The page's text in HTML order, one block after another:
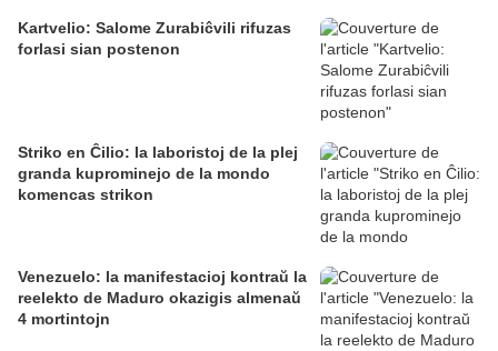
Kartvelio: Salome Zurabiĉvili rifuzas
forlasi sian postenon
Striko en Ĉilio: la laboristoj de la plej
granda kuprominejo de la mondo
komencas strikon
Venezuelo: la manifestacioj kontraŭ la
reelekto de Maduro okazigis almenaŭ
4 mortintojn